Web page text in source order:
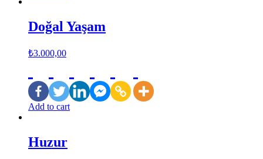
Doğal Yaşam
₺3.000,00
Add to cart
Huzur